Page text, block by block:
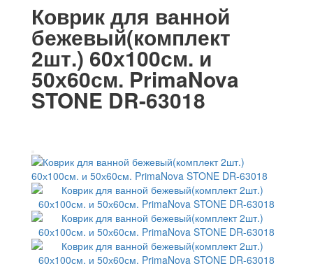
Коврик для ванной
бежевый(комплект
2шт.) 60х100см. и
50х60см. PrimaNova
STONE DR-63018